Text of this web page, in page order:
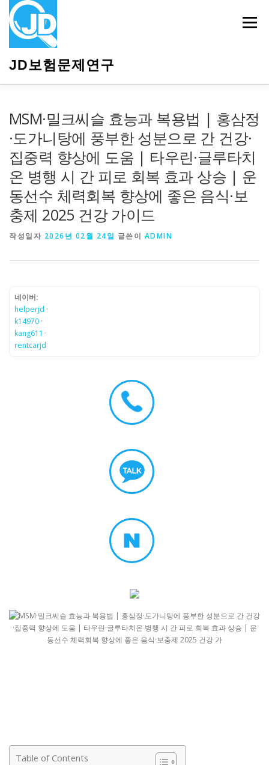
JD보험문제연구
메뉴
MSM·밀크씨슬 효능과 복용법 | 홍삼정
·도가니탕에 풍부한 성분으로 간 건강·
집중력 향상에 도움 | 타우린·글루타치
온 병행 시 간 피로 회복 효과 상승 | 운
동선수 체력회복 향상에 좋은 음식·보
충제 2025 건강 가이드
작성일자 2026년 02월 24일 글쓴이 ADMIN
네이버:
helperjd ·
k14970 ·
kang611 ·
rentcarjd
Table of Contents